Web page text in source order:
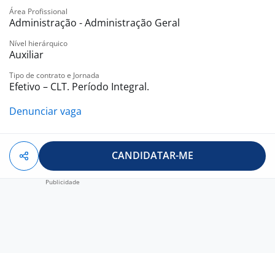
Área Profissional
Administração - Administração Geral
Nível hierárquico
Auxiliar
Tipo de contrato e Jornada
Efetivo – CLT. Período Integral.
Denunciar vaga
CANDIDATAR-ME